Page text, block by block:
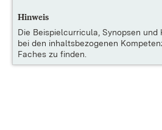
Hinweis
Die Beispielcurricula, Synopsen und
bei den inhaltsbezogenen
Faches zu finden.